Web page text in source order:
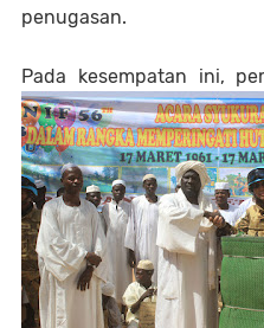
penugasan.
Pada kesempatan ini,